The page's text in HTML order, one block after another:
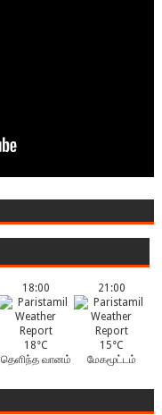
18:00
18°C
தெளிந்த வானம்
21:00
15°C
மேகமூட்டம்